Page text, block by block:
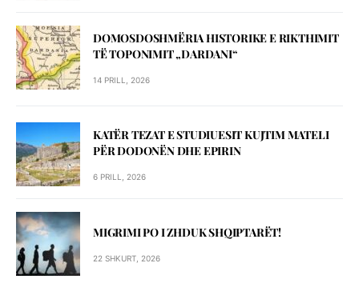
DOMOSDOSHMЁRIA HISTORIKE E RIKTHIMIT
TЁ TOPONIMIT „DARDANI“
14 PRILL, 2026
KATЁR TEZAT E STUDIUESIT KUJTIM MATELI
PЁR DODONЁN DHE EPIRIN
6 PRILL, 2026
MIGRIMI PO I ZHDUK SHQIPTARЁT!
22 SHKURT, 2026